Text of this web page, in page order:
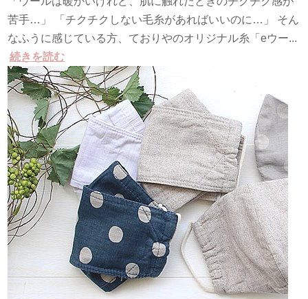
苦手…」 「チクチクしない毛糸があればいいのに…」 そん
なふうに感じている方、ておりやのオリジナル糸「eウー...
続きを読む